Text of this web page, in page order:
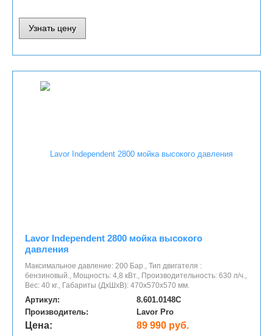
Узнать цену
Lavor Independent 2800 мойка высокого
давления
Максимальное давление: 200 Бар., Тип двигателя :
бензиновый., Мощность: 4,8 кВт., Производительность: 630 л/ч.,
Вес: 40 кг., Габариты (ДхШхВ): 470x570x570 мм.
Артикул:
8.601.0148C
Производитель:
Lavor Pro
Цена: 89 990 руб.